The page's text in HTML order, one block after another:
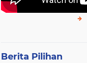
Berita Pilihan